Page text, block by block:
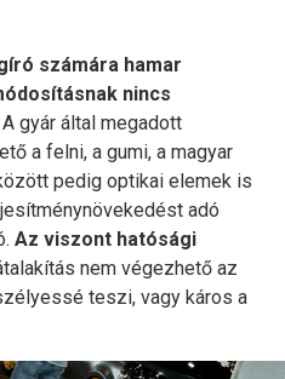
számára hamar
nincs
A gyár által megadott
a felni, a gumi, a magyar
pedig optikai elemek is
adó
Az viszont hatósági
nem végezhető az
teszi, vagy káros a